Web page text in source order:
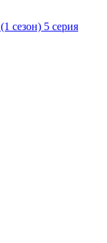
(1 сезон) 5 серия